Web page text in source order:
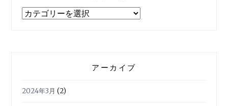
カ
アーカイブ
2024年3月 (2)